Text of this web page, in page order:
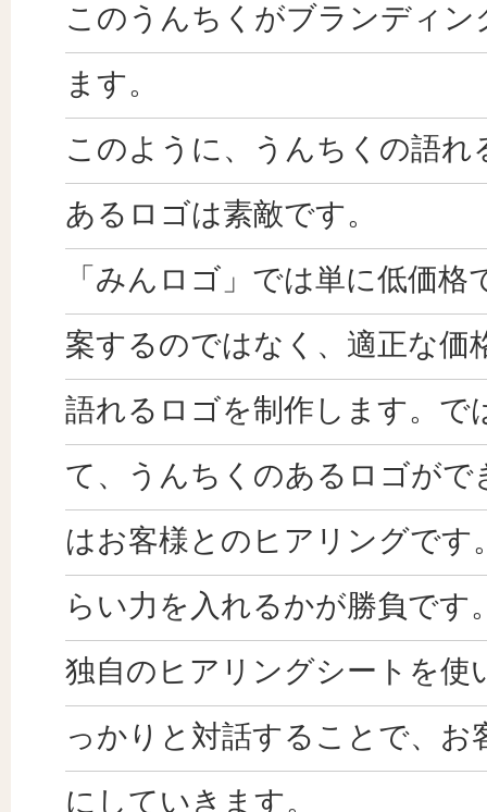
このうんちくがブランディン
ます。
このように、うんちくの語れ
あるロゴは素敵です。
「みんロゴ」では単に低価
案するのではなく、適正な価
語れるロゴを制作します。で
て、うんちくのあるロゴがで
はお客様とのヒアリングです
らい力を入れるかが勝負です
独自のヒアリングシートを使
っかりと対話することで、お
にしていきます。